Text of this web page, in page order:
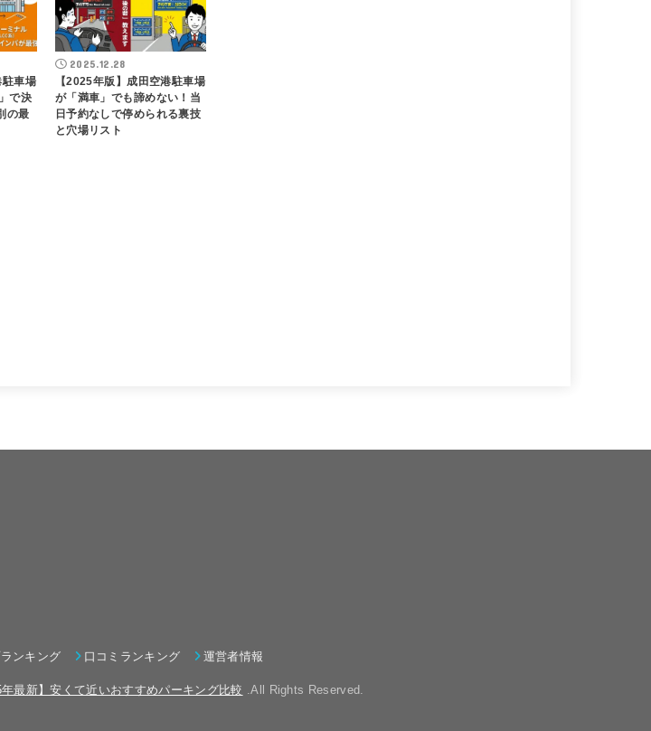
駐車場
で決
の最
2025.12.28
【2025年版】成田空港駐車場
が「満車」でも諦めない！当
日予約なしで停められる裏技
と穴場リスト
ンキング 口コミランキング 運営者情報
最新】安くて近いおすすめパーキング比較 .All Rights Reserved.